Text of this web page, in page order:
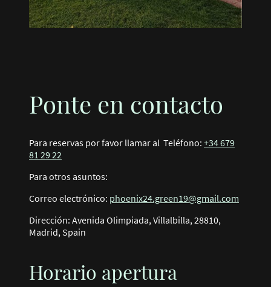
Ponte en contacto
Para reservas por favor llamar al Teléfono: +34 679
81 29 22
Para otros asuntos:
Correo electrónico: phoenix24.green19@gmail.com
Dirección: Avenida Olimpiada, Villalbilla, 28810,
Madrid, Spain
Horario apertura